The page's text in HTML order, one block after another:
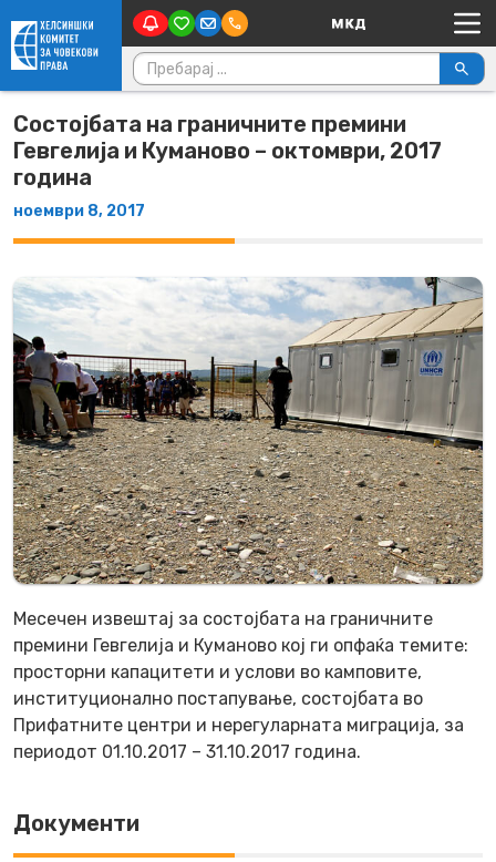
Skip to content Main Navigation
Пребарувај за:
Состојбата на граничните премини
Гевгелија и Куманово – октомври, 2017
година
ноември 8, 2017
Месечен извештај за состојбата на граничните
премини Гевгелија и Куманово кој ги опфаќа темите:
просторни капацитети и услови во камповите,
институционално постапување, состојбата во
Прифатните центри и нерегуларната миграција, за
периодот 01.10.2017 – 31.10.2017 година.
Документи